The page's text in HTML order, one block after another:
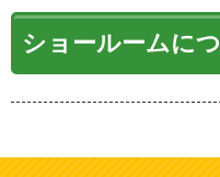
ショールームに